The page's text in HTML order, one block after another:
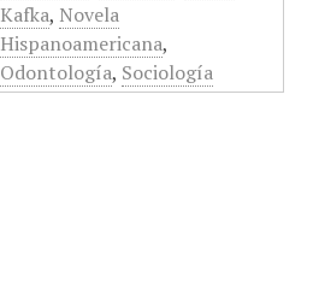
Kafka, Novela
Hispanoamericana,
Odontología, Sociología